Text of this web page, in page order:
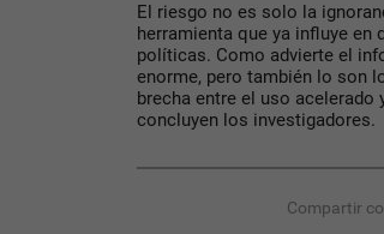
El riesgo no es solo la
herramienta que ya influye
políticas. Como advierte el
enorme, pero también lo son
brecha entre el uso
concluyen los investigadores.
Compartir